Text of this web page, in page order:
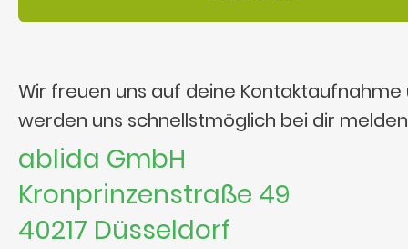
Wir freuen uns auf deine Kontaktaufnahme
werden uns schnellstmöglich bei dir
ablida GmbH
Kronprinzenstraße 49
40217 Düsseldorf